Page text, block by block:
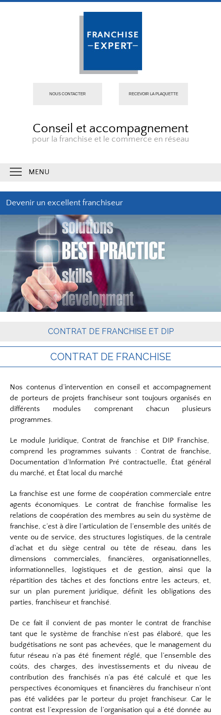
NOUS CONTACTER RECEVOIR LA PLAQUETTE
Conseil et accompagnement
pour la franchise et le commerce en réseau
MENU
Devenir un excellent franchiseur
CONTRAT DE FRANCHISE ET DIP
CONTRAT DE FRANCHISE
Nos contenus d’intervention en conseil et accompagnement
de porteurs de projets franchiseur sont toujours organisés en
différents modules comprenant chacun plusieurs
programmes.
Le module Juridique, Contrat de franchise et DIP Franchise,
comprend les programmes suivants : Contrat de franchise,
Documentation d’Information Pré contractuelle, État général
du marché, et État local du marché
La franchise est une forme de coopération commerciale entre
agents économiques. Le contrat de franchise formalise les
relations de coopération des membres au sein du système de
franchise, c’est à dire l’articulation de l’ensemble des unités de
vente ou de service, des structures logistiques, de la centrale
d’achat et du siège central ou tête de réseau, dans les
dimensions commerciales, financières, organisationnelles,
informationnelles, logistiques et de gestion, ainsi que la
répartition des tâches et des fonctions entre les acteurs, et,
sur un plan purement juridique, définit les obligations des
parties, franchiseur et franchisé.
De ce fait il convient de pas monter le contrat de franchise
tant que le système de franchise n’est pas élaboré, que les
budgétisations ne sont pas achevées, que le management du
futur réseau n’a pas été finement réglé, que l’ensemble des
coûts, des charges, des investissements et du niveau de
contribution des franchisés n’a pas été calculé et que les
perspectives économiques et financières du franchiseur n’ont
pas été validées par le porteur du projet franchiseur. Car le
contrat est l’expression de l’organisation qui a été donnée au